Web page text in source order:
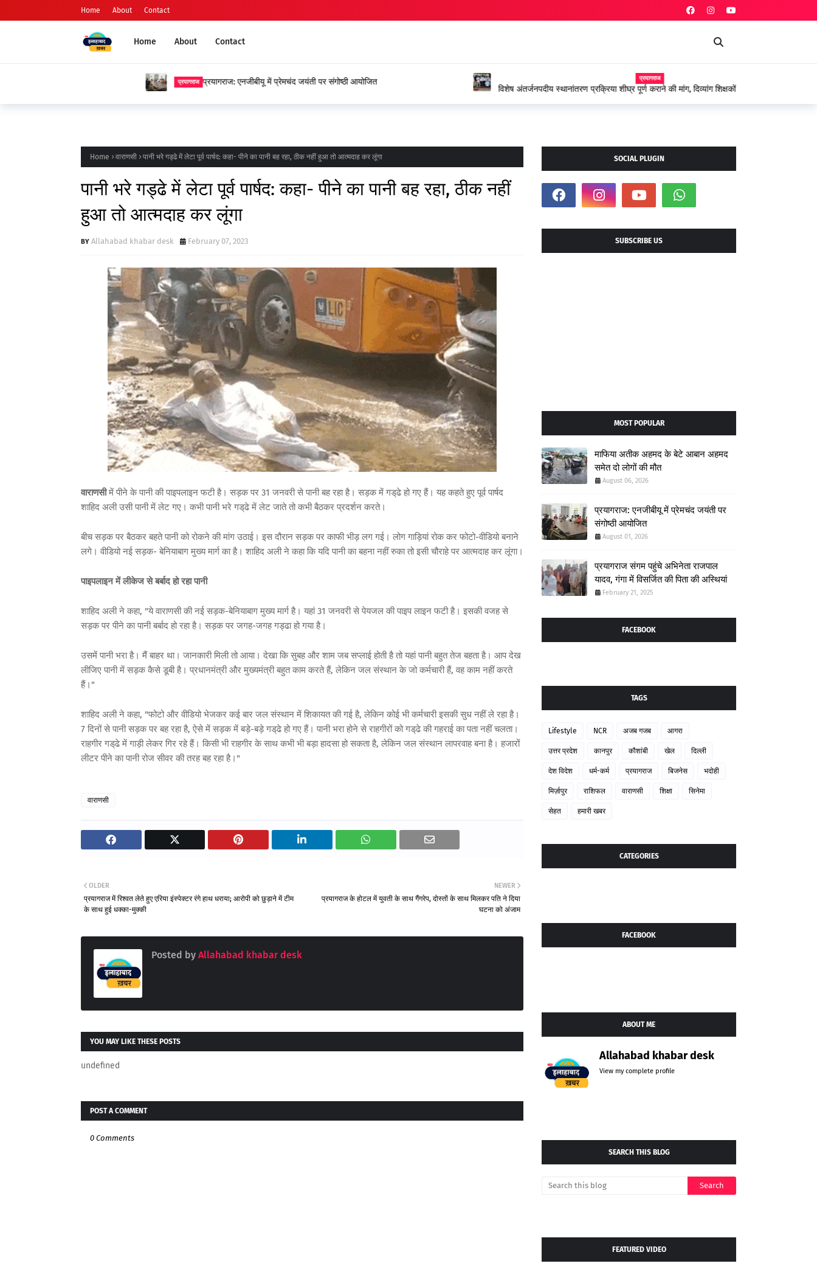
Home About Contact
Home About Contact
प्रयागराज: एनजीबीयू में प्रेमचंद जयंती पर संगोष्ठी आयोजित
विशेष अंतर्जनपदीय स्थानांतरण प्रक्रिया शीघ्र पूर्ण कराने की मांग, दिव्यांग शिक्षकों ने शासन के प्रति
Home वाराणसी पानी भरे गड्ढे में लेटा पूर्व पार्षद: कहा- पीने का पानी बह रहा, ठीक नहीं हुआ तो आत्मदाह कर लूंगा
पानी भरे गड्ढे में लेटा पूर्व पार्षद: कहा- पीने का पानी बह रहा, ठीक नहीं
हुआ तो आत्मदाह कर लूंगा
Allahabad khabar desk February 07, 2023
वाराणसीमें पीने के पानी की पाइपलाइन फटी है। सड़क पर 31 जनवरी से पानी बह रहा है। सड़क में गड्‌ढे हो गए हैं। यह कहते हुए पूर्व पार्षद
शाहिद अली उसी पानी में लेट गए। कभी पानी भरे गड्‌ढे में लेट जाते तो कभी बैठकर प्रदर्शन करते।
बीच सड़क पर बैठकर बहते पानी को रोकने की मांग उठाई। इस दौरान सड़क पर काफी भीड़ लग गई। लोग गाड़ियां रोक कर फोटो-वीडियो बनाने
लगे। वीडियो नई सड़क- बेनियाबाग मुख्य मार्ग का है। शाहिद अली ने कहा कि यदि पानी का बहना नहीं रुका तो इसी चौराहे पर आत्मदाह कर लूंगा।
पाइपलाइन में लीकेज से बर्बाद हो रहा पानी
शाहिद अली ने कहा, "ये वाराणसी की नई सड़क-बेनियाबाग मुख्य मार्ग है। यहां 31 जनवरी से पेयजल की पाइप लाइन फटी है। इसकी वजह से
सड़क पर पीने का पानी बर्बाद हो रहा है। सड़क पर जगह-जगह गड्ढा हो गया है।
उसमें पानी भरा है। मैं बाहर था। जानकारी मिली तो आया। देखा कि सुबह और शाम जब सप्लाई होती है तो यहां पानी बहुत तेज बहता है। आप देख
लीजिए पानी में सड़क कैसे डूबी है। प्रधानमंत्री और मुख्यमंत्री बहुत काम करते हैं, लेकिन जल संस्थान के जो कर्मचारी हैं, वह काम नहीं करते
हैं।"
शाहिद अली ने कहा, "फोटो और वीडियो भेजकर कई बार जल संस्थान में शिकायत की गई है, लेकिन कोई भी कर्मचारी इसकी सुध नहीं ले रहा है।
7 दिनों से पानी सड़क पर बह रहा है, ऐसे में सड़क में बड़े-बड़े गड्‌ढे हो गए हैं। पानी भरा होने से राहगीरों को गड्‌ढे की गहराई का पता नहीं चलता।
राहगीर गड्‌ढे में गाड़ी लेकर गिर रहे हैं। किसी भी राहगीर के साथ कभी भी बड़ा हादसा हो सकता है, लेकिन जल संस्थान लापरवाह बना है। हजारों
लीटर पीने का पानी रोज सीवर की तरह बह रहा है।"
वाराणसी
NEWER
प्रयागराज के होटल में युवती के साथ गैंगरेप, दोस्तों के साथ मिलकर पति ने दिया
घटना को अंजाम
OLDER
प्रयागराज में रिश्वत लेते हुए एरिया इंस्पेक्टर रंगे हाथ धराया; आरोपी को छुड़ाने में टीम
के साथ हुई धक्का-मुक्की
Posted by Allahabad khabar desk
YOU MAY LIKE THESE POSTS
undefined
POST A COMMENT
0 Comments
SOCIAL PLUGIN
SUBSCRIBE US
MOST POPULAR
माफिया अतीक अहमद के बेटे आबान अहमद
समेत दो लोगों की मौत
August 06, 2026
प्रयागराज: एनजीबीयू में प्रेमचंद जयंती पर
संगोष्ठी आयोजित
August 01, 2026
प्रयागराज संगम पहुंचे अभिनेता राजपाल
यादव, गंगा में विसर्जित की पिता की अस्थियां
February 21, 2025
FACEBOOK
TAGS
Lifestyle NCR अजब गजब आगरा
उत्तर प्रदेश कानपुर कौशांबी खेल दिल्ली
देश विदेश धर्म-कर्म प्रयागराज बिजनेस भदोही
मिर्ज़ापुर राशिफल वाराणसी शिक्षा सिनेमा
सेहत हमारी खबर
CATEGORIES
FACEBOOK
ABOUT ME
Allahabad khabar desk
View my complete profile
SEARCH THIS BLOG
FEATURED VIDEO